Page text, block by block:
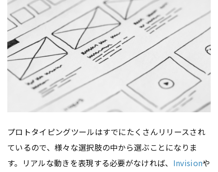
プロトタイピングツールはすでにたくさんリリースされ
ているので、様々な選択肢の中から選ぶことになりま
す。リアルな動きを表現する必要がなければ、 Invisionや